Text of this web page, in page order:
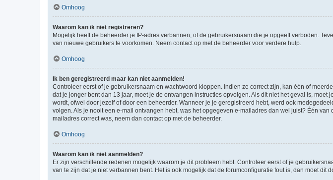
Omhoog
Waarom kan ik niet registreren?
Mogelijk heeft de beheerder je IP-adres verbannen, of de gebruikersnaam die je opgeeft verboden.
van nieuwe gebruikers te voorkomen. Neem contact op met de beheerder voor verdere hulp.
Omhoog
Ik ben geregistreerd maar kan niet aanmelden!
Controleer eerst of je gebruikersnaam en wachtwoord kloppen. Indien ze correct zijn, kan één of
dat je jonger bent dan 13 jaar, moet je de ontvangen instructies opvolgen. Als dit niet het geval is,
wordt, ofwel door jezelf of door een beheerder. Wanneer je je geregistreerd hebt, werd ook
volgen. Als je nooit een e-mail ontvangen hebt, was het opgegeven e-mailadres dan wel juist? Één
mailadres correct was, neem dan contact op met de beheerder.
Omhoog
Waarom kan ik niet aanmelden?
Er zijn verschillende redenen mogelijk waarom je dit probleem hebt. Controleer eerst of je
van te zijn dat je niet verbannen bent. Het is ook mogelijk dat de forumconfiguratie fout is, dan moet dit